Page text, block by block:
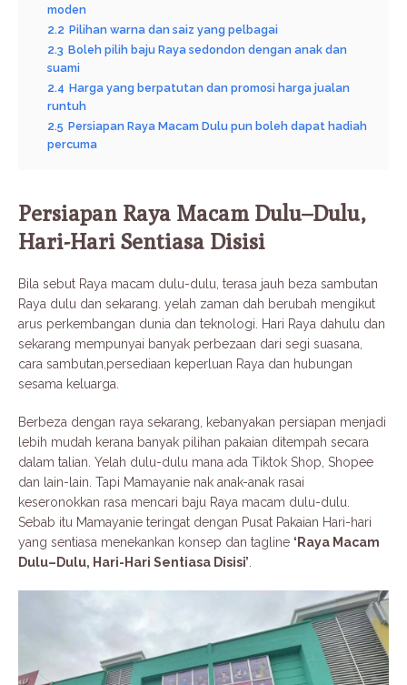
moden
2.2 Pilihan warna dan saiz yang pelbagai
2.3 Boleh pilih baju Raya sedondon dengan anak dan
suami
2.4 Harga yang berpatutan dan promosi harga jualan
runtuh
2.5 Persiapan Raya Macam Dulu pun boleh dapat hadiah
percuma
Persiapan Raya Macam Dulu–Dulu,
Hari-Hari Sentiasa Disisi
Bila sebut Raya macam dulu-dulu, terasa jauh beza sambutan
Raya dulu dan sekarang. yelah zaman dah berubah mengikut
arus perkembangan dunia dan teknologi. Hari Raya dahulu dan
sekarang mempunyai banyak perbezaan dari segi suasana,
cara sambutan,persediaan keperluan Raya dan hubungan
sesama keluarga.
Berbeza dengan raya sekarang, kebanyakan persiapan menjadi
lebih mudah kerana banyak pilihan pakaian ditempah secara
dalam talian. Yelah dulu-dulu mana ada Tiktok Shop, Shopee
dan lain-lain. Tapi Mamayanie nak anak-anak rasai
keseronokkan rasa mencari baju Raya macam dulu-dulu.
Sebab itu Mamayanie teringat dengan Pusat Pakaian Hari-hari
yang sentiasa menekankan konsep dan tagline ‘Raya Macam
Dulu–Dulu, Hari-Hari Sentiasa Disisi’